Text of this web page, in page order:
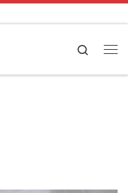
Search